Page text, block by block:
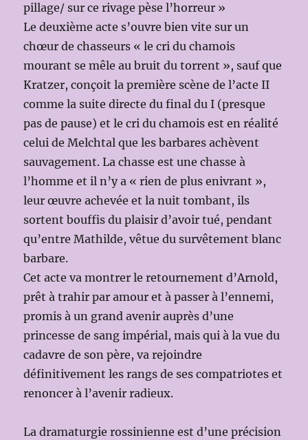
pillage/ sur ce rivage pèse l’horreur »
Le deuxième acte s’ouvre bien vite sur un
chœur de chasseurs « le cri du chamois
mourant se mêle au bruit du torrent », sauf que
Kratzer, conçoit la première scène de l’acte II
comme la suite directe du final du I (presque
pas de pause) et le cri du chamois est en réalité
celui de Melchtal que les barbares achèvent
sauvagement. La chasse est une chasse à
l’homme et il n’y a « rien de plus enivrant »,
leur œuvre achevée et la nuit tombant, ils
sortent bouffis du plaisir d’avoir tué, pendant
qu’entre Mathilde, vêtue du survêtement blanc
barbare.
Cet acte va montrer le retournement d’Arnold,
prêt à trahir par amour et à passer à l’ennemi,
promis à un grand avenir auprès d’une
princesse de sang impérial, mais qui à la vue du
cadavre de son père, va rejoindre
définitivement les rangs de ses compatriotes et
renoncer à l’avenir radieux.
La dramaturgie rossinienne est d’une précision